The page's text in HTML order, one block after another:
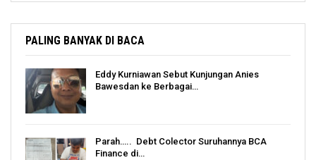
PALING BANYAK DI BACA
Eddy Kurniawan Sebut Kunjungan Anies
Bawesdan ke Berbagai…
Parah….. Debt Colector Suruhannya BCA
Finance di…